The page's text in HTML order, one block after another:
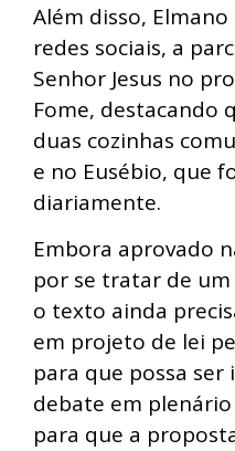
Além disso,
redes sociais, a
Senhor Jesus no
Fome, destacando
duas cozinhas
e no Eusébio, que
diariamente.
Embora aprovado
por se tratar de
o texto ainda
em projeto de lei
para que possa
debate em
para que a